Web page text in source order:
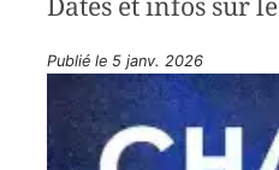
Publié le 5 janv. 2026